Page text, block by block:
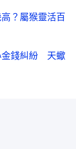
？屬猴靈活百
金錢糾紛 天蠍